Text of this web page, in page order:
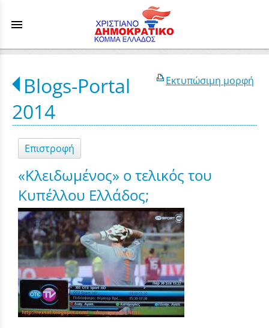
menu
Εκτυπώσιμη μορφή
Blogs-Portal
2014
Επιστροφή
«Κλειδωμένος» ο τελικός του
Κυπέλλου Ελλάδος;